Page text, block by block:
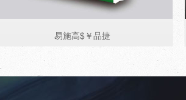
易施高$￥品捷